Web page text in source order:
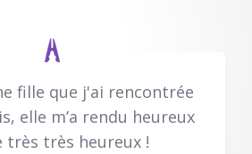
fille que j'ai rencontrée
elle m’a rendu heureux
très très heureux !